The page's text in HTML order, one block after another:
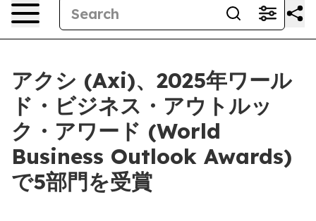
アクシ (Axi)、2025年ワール
ド・ビジネス・アウトルッ
ク・アワード (World
Business Outlook Awards)
で5部門を受賞